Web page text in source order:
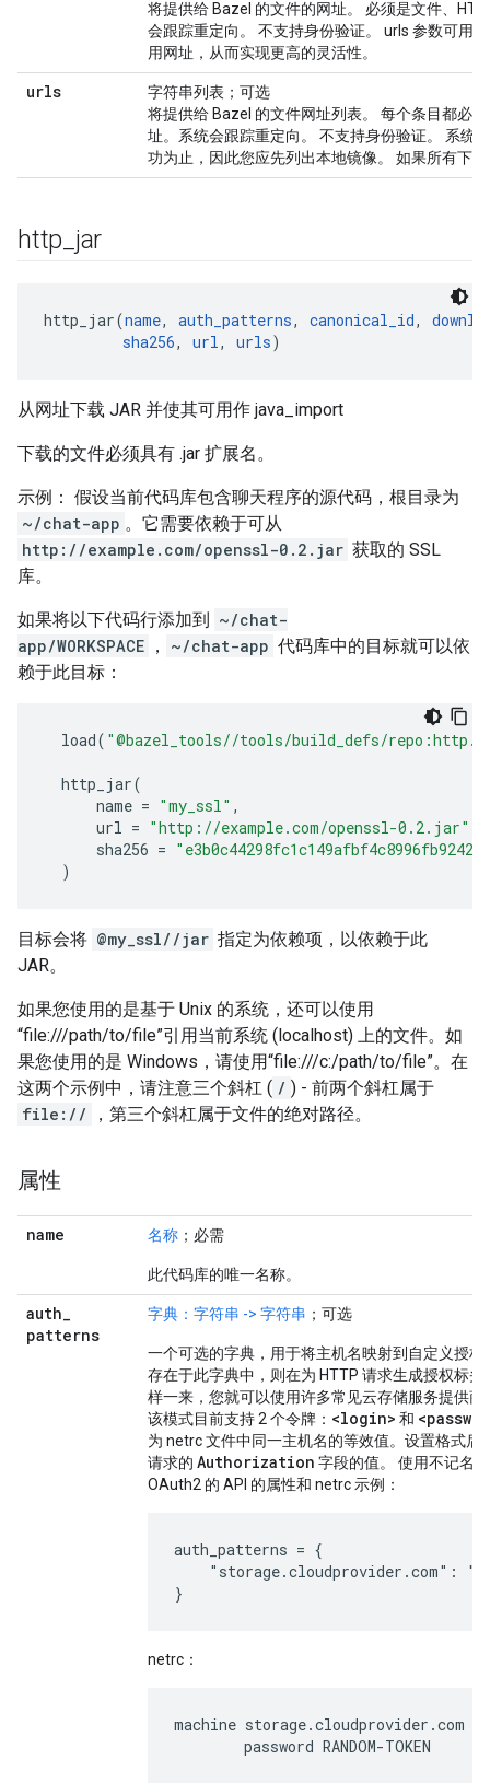
将提供给 Bazel 的文件的网址。 必须是文件、
会跟踪重定向。 不支持身份验证。 urls 参数可用
用网址，从而实现更高的灵活性。
urls
字符串列表；可选
将提供给 Bazel 的文件网址列表。 每个条目都必
址。系统会跟踪重定向。 不支持身份验证。 系统
功为止，因此您应先列出本地镜像。 如果所有下
http jar
http_jar(name, auth_patterns, canonical_id,
sha256, url, urls
从网址下载 JAR 并使其可用作 java_import
下载的文件必须具有 .jar 扩展名。
示例： 假设当前代码库包含聊天程序的源代码，根目录为
~/chat-app 。它需要依赖于可从
http://example.com/openssl-0.2.jar 获取的 SSL
库。
如果将以下代码行添加到 ~/chat-
app/WORKSPACE ， ~/chat-app 代码库中的目标就可以依
赖于此目标：
load( "@bazel_tools//tools/build_defs/
http_jar(
name = "my_ssl" ,
url = "http://example.com/openssl-0.2.jar"
sha256 =
)
目标会将 @my_ssl//jar 指定为依赖项，以依赖于此
JAR。
如果您使用的是基于 Unix 的系统，还可以使用
“file:///path/to/file”引用当前系统 (localhost) 上的文件。如
果您使用的是 Windows，请使用“file:///c:/path/to/file”。在
这两个示例中，请注意三个斜杠 ( / ) - 前两个斜杠属于
file://
，第三个斜杠属于文件的绝对路径。
属性
name 名称 ；必需
此代码库的唯一名称。
auth_
patterns
字典：字符串 -> 字符串 ；可选
一个可选的字典，用于将主机名映射到自定义授
存在于此字典中，则在为 HTTP 请求生成授权标
样一来，您就可以使用许多常见云存储服务提供
该模式目前支持 2 个令牌： <login> 和
为 netrc 文件中同一主机名的等效值。设置格式后
请求的 Authorization 字段的值。 使用不记名
OAuth2 的 API 的属性和 netrc 示例：
auth_patterns = {
"storage.cloudprovider.com":
netrc：
machine storage.cloudprovider.com